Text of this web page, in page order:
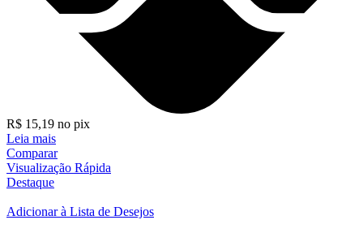
R$ 15,19 no pix
Leia mais
Comparar
Visualização Rápida
Destaque
Adicionar à Lista de Desejos